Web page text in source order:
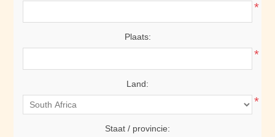
*
Plaats:
*
Land:
*
Staat / provincie: